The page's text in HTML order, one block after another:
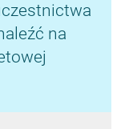
na